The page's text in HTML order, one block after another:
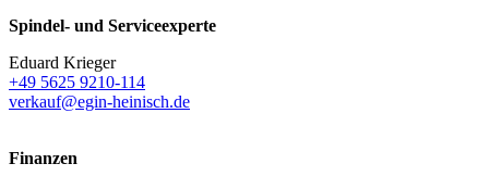
Spindel- und Serviceexperte
Eduard Krieger
+49 5625 9210-114
verkauf@egin-heinisch.de
Finanzen